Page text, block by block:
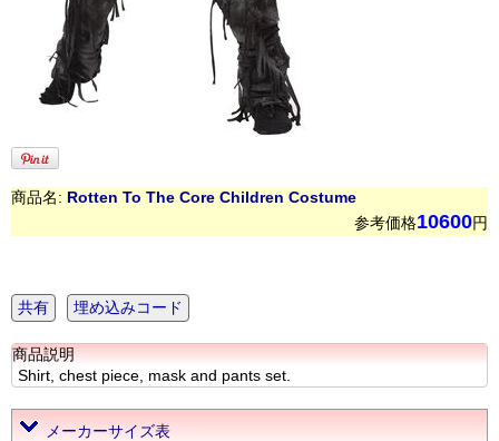
商品名: Rotten To The Core Children Costume
参考価格10600円
共有 埋め込みコード
商品説明
Shirt, chest piece, mask and pants set.
メーカーサイズ表